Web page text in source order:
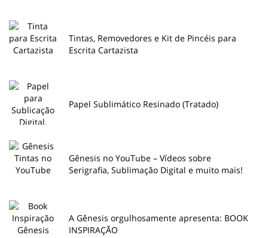
Tintas, Removedores e Kit de Pincéis para
Escrita Cartazista
Papel Sublimático Resinado (Tratado)
Gênesis no YouTube – Vídeos sobre
Serigrafia, Sublimação Digital e muito mais!
A Gênesis orgulhosamente apresenta: BOOK
INSPIRAÇÃO